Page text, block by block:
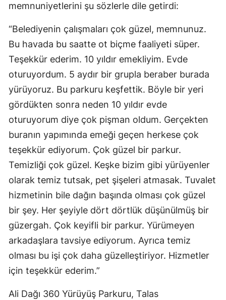
memnuniyetlerini şu sözlerle dile getirdi:
“Belediyenin çalışmaları çok güzel, memnunuz.
Bu havada bu saatte ot biçme faaliyeti süper.
Teşekkür ederim. 10 yıldır emekliyim. Evde
oturuyordum. 5 aydır bir grupla beraber burada
yürüyoruz. Bu parkuru keşfettik. Böyle bir yeri
gördükten sonra neden 10 yıldır evde
oturuyorum diye çok pişman oldum. Gerçekten
buranın yapımında emeği geçen herkese çok
teşekkür ediyorum. Çok güzel bir parkur.
Temizliği çok güzel. Keşke bizim gibi yürüyenler
olarak temiz tutsak, pet şişeleri atmasak. Tuvalet
hizmetinin bile dağın başında olması çok güzel
bir şey. Her şeyiyle dört dörtlük düşünülmüş bir
güzergah. Çok keyifli bir parkur. Yürümeyen
arkadaşlara tavsiye ediyorum. Ayrıca temiz
olması bu işi çok daha güzelleştiriyor. Hizmetler
için teşekkür ederim.”
Ali Dağı 360 Yürüyüş Parkuru, Talas